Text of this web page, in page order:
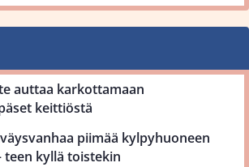
auttaa karkottamaan
keittiöstä
piimää kylpyhuoneen
teen kyllä toistekin